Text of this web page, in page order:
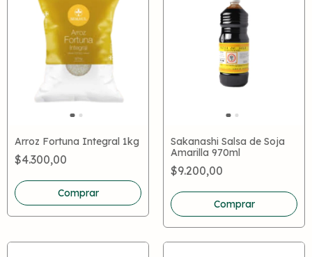
Arroz Fortuna Integral 1kg
$4.300,00
Sakanashi Salsa de Soja
Amarilla 970ml
$9.200,00